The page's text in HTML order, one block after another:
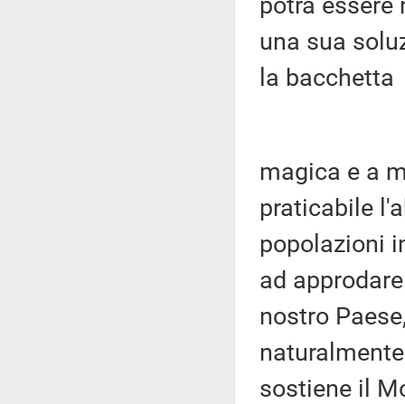
una sua
la bacchetta
magica e a
praticabile
popolazioni
ad
nostro
sostiene il